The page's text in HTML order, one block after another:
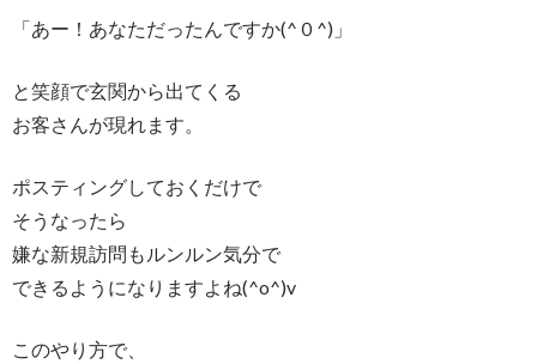
「あー！あなただったんですか(^０^)」
と笑顔で玄関から出てくる
お客さんが現れます。
ポスティングしておくだけで
そうなったら
嫌な新規訪問もルンルン気分で
できるようになりますよね(^o^)v
このやり方で、